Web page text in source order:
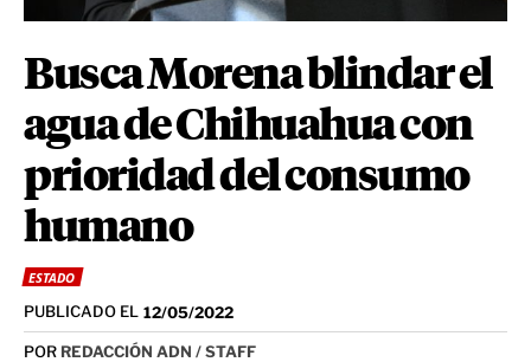
Busca Morena blindar el
agua de Chihuahua con
prioridad del consumo
humano
ESTADO
PUBLICADO EL 12/05/2022
POR REDACCIÓN ADN / STAFF